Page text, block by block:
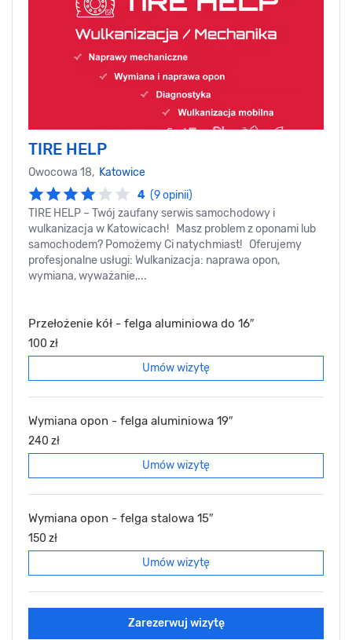
TIRE HELP
Owocowa 18, Katowice
4 (9 opinii)
TIRE HELP – Twój zaufany serwis samochodowy i
wulkanizacja w Katowicach! Masz problem z oponami lub
samochodem? Pomożemy Ci natychmiast! Oferujemy
profesjonalne usługi: Wulkanizacja: naprawa opon,
wymiana, wyważanie,...
Przełożenie kół - felga aluminiowa do 16″
100 zł
Umów wizytę
Wymiana opon - felga aluminiowa 19″
240 zł
Umów wizytę
Wymiana opon - felga stalowa 15″
150 zł
Umów wizytę
Zarezerwuj wizytę